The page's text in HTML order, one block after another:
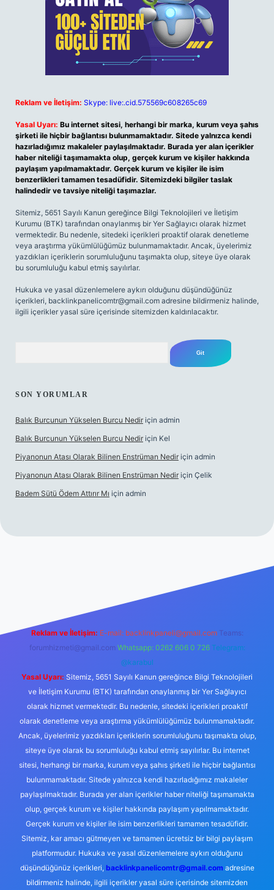
Reklam ve İletişim: Skype: live:.cid.575569c608265c69
Yasal Uyarı: Bu internet sitesi, herhangi bir marka, kurum veya şahıs
şirketi ile hiçbir bağlantısı bulunmamaktadır. Sitede yalnızca kendi
hazırladığımız makaleler paylaşılmaktadır. Burada yer alan içerikler
haber niteliği taşımamakta olup, gerçek kurum ve kişiler hakkında
paylaşım yapılmamaktadır. Gerçek kurum ve kişiler ile isim
benzerlikleri tamamen tesadüfidir. Sitemizdeki bilgiler taslak
halindedir ve tavsiye niteliği taşımazlar.
Sitemiz, 5651 Sayılı Kanun gereğince Bilgi Teknolojileri ve İletişim
Kurumu (BTK) tarafından onaylanmış bir Yer Sağlayıcı olarak hizmet
vermektedir. Bu nedenle, sitedeki içerikleri proaktif olarak denetleme
veya araştırma yükümlülüğümüz bulunmamaktadır. Ancak, üyelerimiz
yazdıkları içeriklerin sorumluluğunu taşımakta olup, siteye üye olarak
bu sorumluluğu kabul etmiş sayılırlar.
Hukuka ve yasal düzenlemelere aykırı olduğunu düşündüğünüz
içerikleri, backlinkpanelicomtr@gmail.com adresine bildirmeniz halinde,
ilgili içerikler yasal süre içerisinde sitemizden kaldırılacaktır.
SON YORUMLAR
Balık Burcunun Yükselen Burcu Nedir için admin
Balık Burcunun Yükselen Burcu Nedir için Kel
Piyanonun Atası Olarak Bilinen Enstrüman Nedir için admin
Piyanonun Atası Olarak Bilinen Enstrüman Nedir için Çelik
Badem Sütü Ödem Attırır Mı için admin
Reklam ve İletişim: E-mail: backlinkpaneli@gmail.com Teams:
forumhizmeti@gmail.com Whatsapp: 0262 606 0 726 Telegram:
@karabul
Yasal Uyarı: Sitemiz, 5651 Sayılı Kanun gereğince Bilgi Teknolojileri
ve İletişim Kurumu (BTK) tarafından onaylanmış bir Yer Sağlayıcı
olarak hizmet vermektedir. Bu nedenle, sitedeki içerikleri proaktif
olarak denetleme veya araştırma yükümlülüğümüz bulunmamaktadır.
Ancak, üyelerimiz yazdıkları içeriklerin sorumluluğunu taşımakta olup,
siteye üye olarak bu sorumluluğu kabul etmiş sayılırlar. Bu internet
sitesi, herhangi bir marka, kurum veya şahıs şirketi ile hiçbir bağlantısı
bulunmamaktadır. Sitede yalnızca kendi hazırladığımız makaleler
paylaşılmaktadır. Burada yer alan içerikler haber niteliği taşımamakta
olup, gerçek kurum ve kişiler hakkında paylaşım yapılmamaktadır.
Gerçek kurum ve kişiler ile isim benzerlikleri tamamen tesadüfidir.
Sitemiz, kar amacı gütmeyen ve tamamen ücretsiz bir bilgi paylaşım
platformudur. Hukuka ve yasal düzenlemelere aykırı olduğunu
düşündüğünüz içerikleri, backlinkpanelicomtr@gmail.comadresine
bildirmeniz halinde, ilgili içerikler yasal süre içerisinde sitemizden